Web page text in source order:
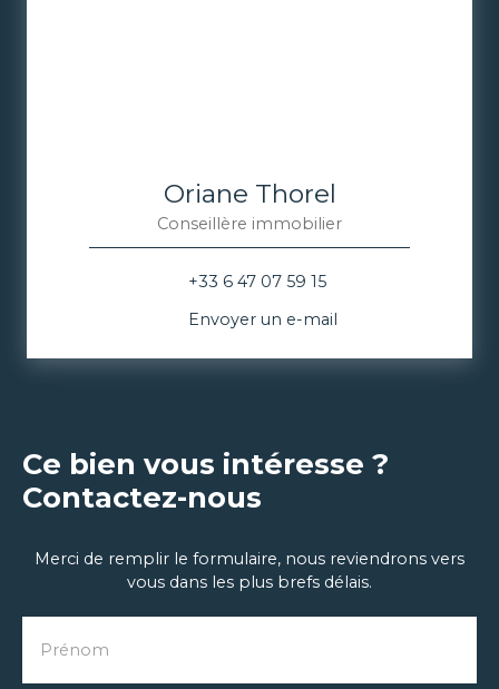
Oriane Thorel
Conseillère immobilier
+33 6 47 07 59 15
Envoyer un e-mail
Ce bien vous intéresse ?
Contactez-nous
Merci de remplir le formulaire, nous reviendrons vers
vous dans les plus brefs délais.
Prénom